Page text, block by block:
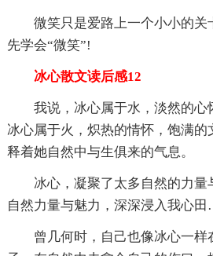
微笑只是爱路上一个小小的关
先学会“微笑”!
冰心散文读后感12
我说，冰心属于水，淡然的
冰心属于火，炽热的情怀，饱满的
释着她自然中与生俱来的气息。
冰心，凝聚了太多自然的力量
自然力量与魅力，深深浸入我心
曾几何时，自己也像冰心一样